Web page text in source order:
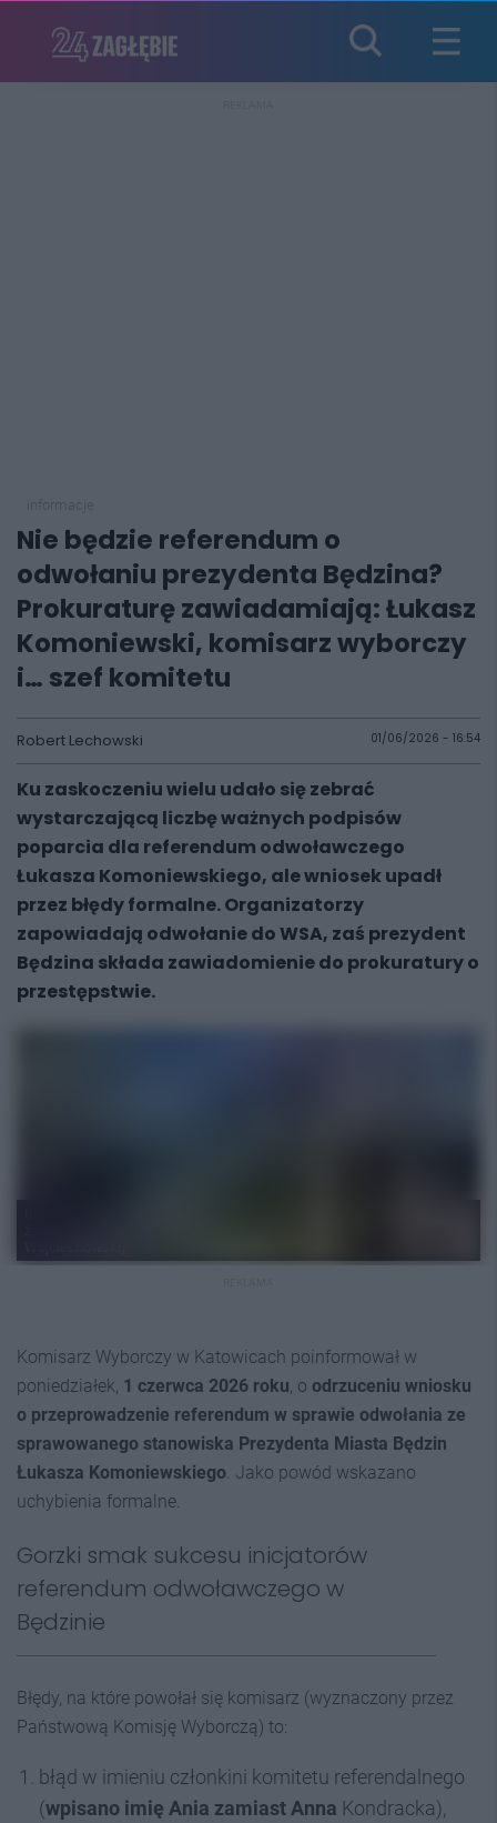
Nie będzie referendum o
odwołaniu prezydenta Będzina?
Prokuraturę zawiadamiają: Łukasz
Komoniewski, komisarz wyborczy
i… szef komitetu
Robert Lechowski 01/06/2026 - 16:54
Ku zaskoczeniu wielu udało się zebrać
wystarczającą liczbę ważnych podpisów
poparcia dla referendum odwoławczego
Łukasza Komoniewskiego, ale wniosek upadł
przez błędy formalne. Organizatorzy
zapowiadają odwołanie do WSA, zaś prezydent
Będzina składa zawiadomienie do prokuratury o
przestępstwie.
Komisarz Wyborczy w Katowicach poinformował w
poniedziałek, 1 czerwca 2026 roku, o odrzuceniu wniosku
o przeprowadzenie referendum w sprawie odwołania ze
sprawowanego stanowiska Prezydenta Miasta Będzin
Łukasza Komoniewskiego. Jako powód wskazano
uchybienia formalne.
Gorzki smak sukcesu inicjatorów
referendum odwoławczego w
Będzinie
Błędy, na które powołał się komisarz (wyznaczony przez
Państwową Komisję Wyborczą) to:
błąd w imieniu członkini komitetu referendalnego
(wpisano imię Ania zamiast Anna Kondracka),